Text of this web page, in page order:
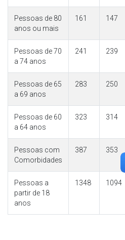
Pessoas de 80
anos ou mais
161 147
Pessoas de 70
a 74 anos
241 239
Pessoas de 65
a 69 anos
283 250
Pessoas de 60
a 64 anos
323 314
Pessoas com
Comorbidades
387 353
Pessoas a
partir de 18
anos
1348 1094